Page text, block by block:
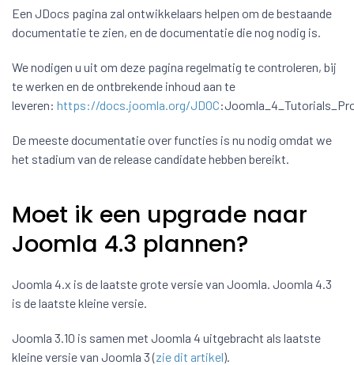
Een JDocs pagina zal ontwikkelaars helpen om de bestaande
documentatie te zien, en de documentatie die nog nodig is.
We nodigen u uit om deze pagina regelmatig te controleren, bij
te werken en de ontbrekende inhoud aan te
leveren: https://docs.joomla.org/JDOC
De meeste documentatie over functies is nu nodig omdat we
het stadium van de release candidate hebben bereikt.
Moet ik een upgrade naar
Joomla 4.3 plannen?
Joomla 4.x is de laatste grote versie van Joomla. Joomla 4.3
is de laatste kleine versie.
Joomla 3.10 is samen met Joomla 4 uitgebracht als laatste
kleine versie van Joomla 3 (zie dit artikel).